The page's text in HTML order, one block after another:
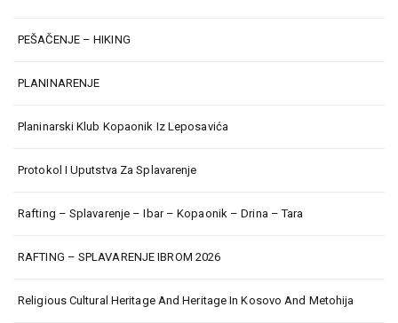
PEŠAČENJE – HIKING
PLANINARENJE
Planinarski Klub Kopaonik Iz Leposavića
Protokol I Uputstva Za Splavarenje
Rafting – Splavarenje – Ibar – Kopaonik – Drina – Tara
RAFTING – SPLAVARENJE IBROM 2026
Religious Cultural Heritage And Heritage In Kosovo And Metohija